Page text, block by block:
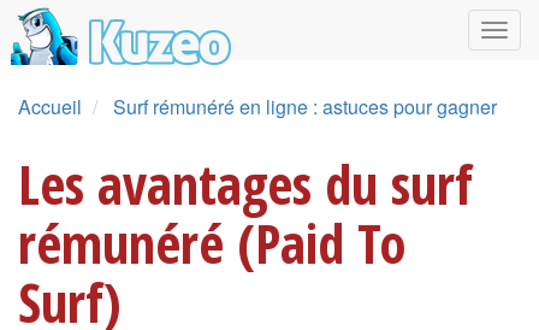
Accueil Surf rémunéré en ligne : astuces pour gagner
Les avantages du surf
rémunéré (Paid To
Surf)